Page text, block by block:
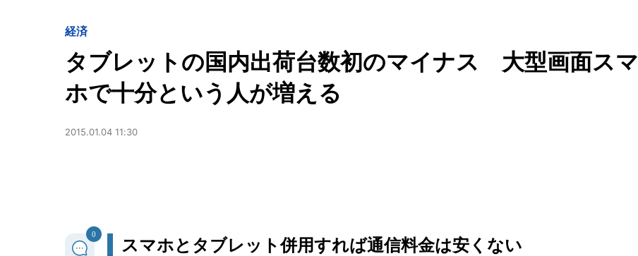
経済
タブレットの国内出荷台数初のマイナス 大型画面スマ
ホで十分という人が増える
2015.01.04 11:30
0
スマホとタブレット併用すれば通信料金は安くない